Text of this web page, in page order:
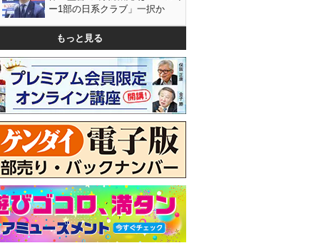
ー1部の日系クラブ」一択か
もっと見る